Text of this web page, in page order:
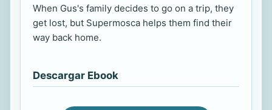
When Gus's family decides to go on a trip, they
get lost, but Supermosca helps them find their
way back home.
Descargar Ebook